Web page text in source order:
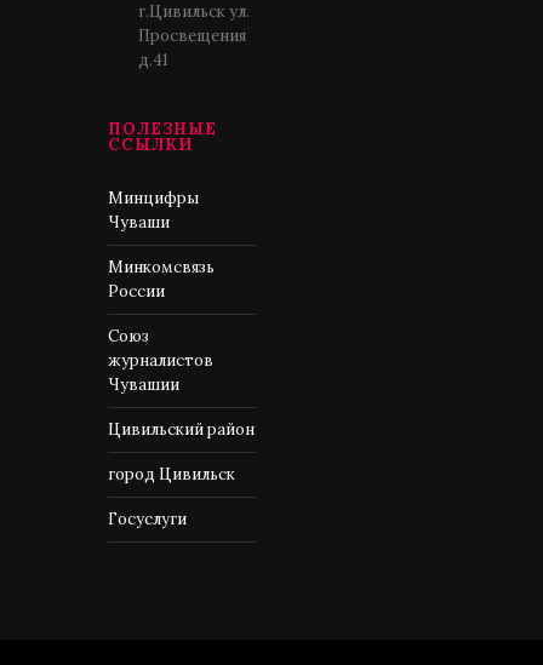
г.Цивильск ул.
Просвещения
д.41
ПОЛЕЗНЫЕ
ССЫЛКИ
Минцифры
Чуваши
Минкомсвязь
России
Союз
журналистов
Чувашии
Цивильский район
город Цивильск
Госуслуги